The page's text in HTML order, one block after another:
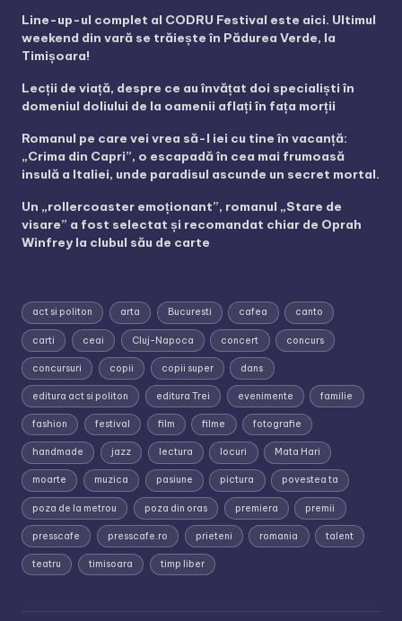
Line-up-ul complet al CODRU Festival este aici. Ultimul
weekend din vară se trăiește în Pădurea Verde, la
Timișoara!
Lecții de viață, despre ce au învățat doi specialiști în
domeniul doliului de la oamenii aflați în fața morții
Romanul pe care vei vrea să-l iei cu tine în vacanță:
„Crima din Capri”, o escapadă în cea mai frumoasă
insulă a Italiei, unde paradisul ascunde un secret mortal.
Un „rollercoaster emoționant”, romanul „Stare de
visare” a fost selectat și recomandat chiar de Oprah
Winfrey la clubul său de carte
act si politon arta Bucuresti cafea canto
carti ceai Cluj-Napoca concert concurs
concursuri copii copii super dans
editura act si politon editura Trei evenimente familie
fashion festival film filme fotografie
handmade jazz lectura locuri Mata Hari
moarte muzica pasiune pictura povestea ta
poza de la metrou poza din oras premiera premii
presscafe presscafe.ro prieteni romania talent
teatru timisoara timp liber